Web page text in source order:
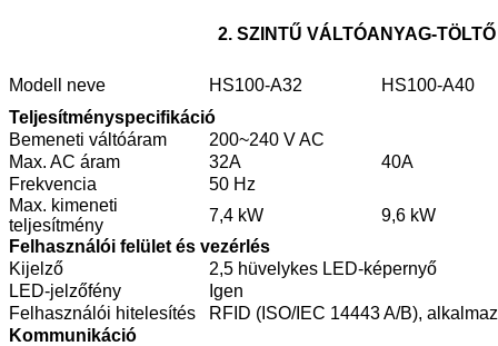
2. SZINTŰ VÁLTÓANYAG-TÖLTŐ
Modell neve HS100-A32
HS100-A40
Teljesítményspecifikáció
Bemeneti váltóáram
200~240 V AC
Max. AC áram
32A
40A
Frekvencia
50 Hz
Max. kimeneti
teljesítmény
7,4 kW
9,6 kW
Felhasználói felület és vezérlés
Kijelző
2,5 hüvelykes LED-képernyő
LED-jelzőfény
Igen
Felhasználói hitelesítés
RFID (ISO/IEC 14443 A/B),
Kommunikáció